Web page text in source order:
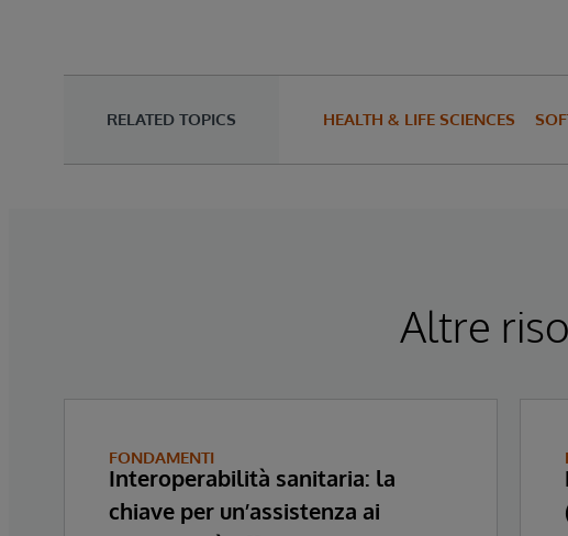
RELATED TOPICS HEALTH & LIFE SCIENCES
Altre
FONDAMENTI
Interoperabilità sanitaria: la
chiave per un’assistenza ai